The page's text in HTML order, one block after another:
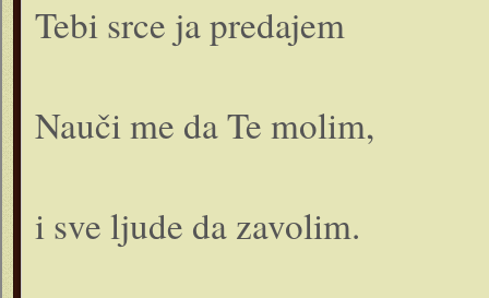
Tebi srce ja predajem
Nauči me da Te molim,
i sve ljude da zavolim.